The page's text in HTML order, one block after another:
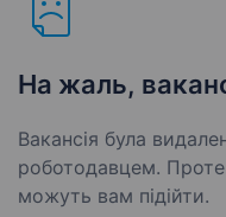
На жаль,
Вакансія була
роботодавцем. Проте
можуть вам підійти.